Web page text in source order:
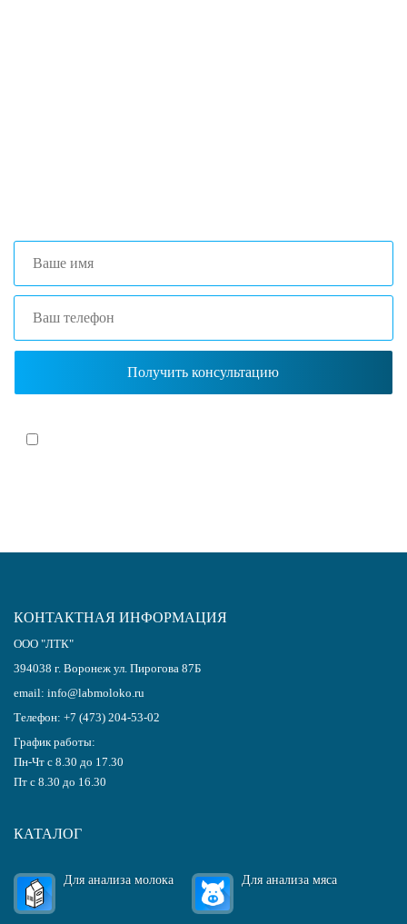
КОНТАКТНАЯ ИНФОРМАЦИЯ
ООО "ЛТК"
394038 г. Воронеж ул. Пирогова 87Б
email: info@labmoloko.ru
Телефон: +7 (473) 204-53-02
График работы:
Пн-Чт с 8.30 до 17.30
Пт с 8.30 до 16.30
КАТАЛОГ
Для анализа молока Для анализа мяса